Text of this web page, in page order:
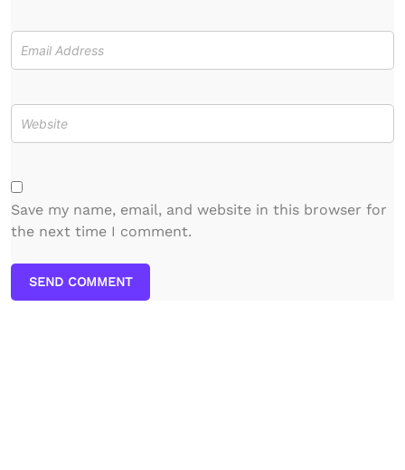
Save my name, email, and website in this browser for
the next time I comment.
SEND COMMENT